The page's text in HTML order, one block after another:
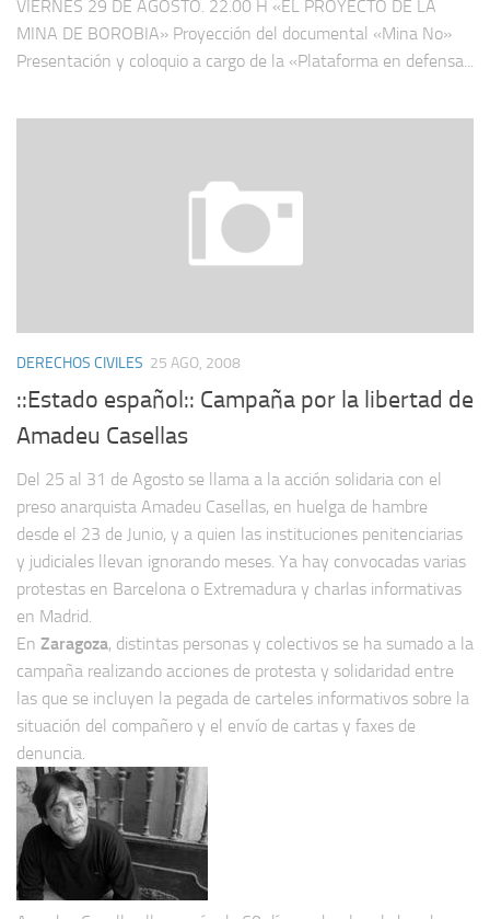
VIERNES 29 DE AGOSTO. 22.00 H «EL PROYECTO DE LA
MINA DE BOROBIA» Proyección del documental «Mina No»
Presentación y coloquio a cargo de la «Plataforma en defensa...
DERECHOS CIVILES 25 AGO, 2008
::Estado español:: Campaña por la libertad de
Amadeu Casellas
Del 25 al 31 de Agosto se llama a la acción solidaria con el
preso anarquista Amadeu Casellas, en huelga de hambre
desde el 23 de Junio, y a quien las instituciones penitenciarias
y judiciales llevan ignorando meses. Ya hay convocadas varias
protestas en Barcelona o Extremadura y charlas informativas
en Madrid.
En Zaragoza, distintas personas y colectivos se ha sumado a la
campaña realizando acciones de protesta y solidaridad entre
las que se incluyen la pegada de carteles informativos sobre la
situación del compañero y el envío de cartas y faxes de
denuncia.